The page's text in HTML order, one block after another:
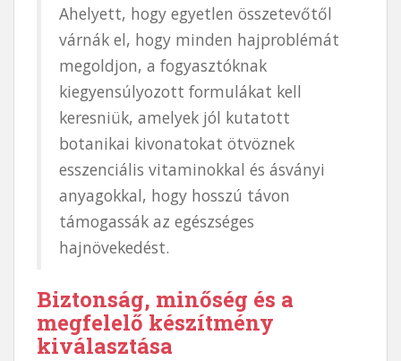
Ahelyett, hogy egyetlen összetevőtől
várnák el, hogy minden hajproblémát
megoldjon, a fogyasztóknak
kiegyensúlyozott formulákat kell
keresniük, amelyek jól kutatott
botanikai kivonatokat ötvöznek
esszenciális vitaminokkal és ásványi
anyagokkal, hogy hosszú távon
támogassák az egészséges
hajnövekedést.
Biztonság, minőség és a
megfelelő készítmény
kiválasztása